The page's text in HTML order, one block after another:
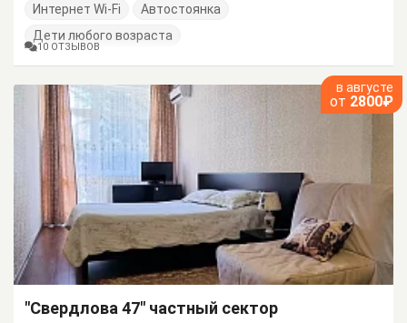
Интернет Wi-Fi
Автостоянка
Дети любого возраста
10 ОТЗЫВОВ
в августе
от 2800₽
"Свердлова 47" частный сектор